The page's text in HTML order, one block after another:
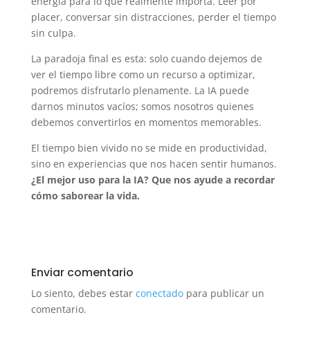
placer, conversar sin distracciones, perder el tiempo
sin culpa.
La paradoja final es esta: solo cuando dejemos de
ver el tiempo libre como un recurso a optimizar,
podremos disfrutarlo plenamente. La IA puede
darnos minutos vacíos; somos nosotros quienes
debemos convertirlos en momentos memorables.
El tiempo bien vivido no se mide en productividad,
sino en experiencias que nos hacen sentir humanos.
¿El mejor uso para la IA? Que nos ayude a recordar
cómo saborear la vida.
Enviar comentario
Lo siento, debes estar conectadopara publicar un
comentario.